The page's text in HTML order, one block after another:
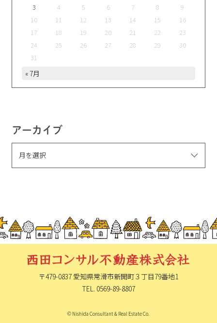
3
4 5 6 7 8
9
10
11 12 13 14 15
16
17
18 19 20 21 22
23
24
25 26 27 28 29
30
31
« 7月
アーカイブ
〒479-0837 愛知県常滑市新開町３丁目79番地1
TEL. 0569-89-8807
© Nishida Consultant & Real Estate Co.